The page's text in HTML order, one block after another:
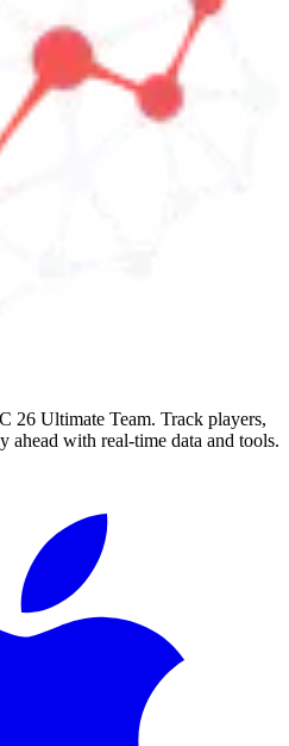
26 Ultimate Team. Track players,
ahead with real-time data and tools.